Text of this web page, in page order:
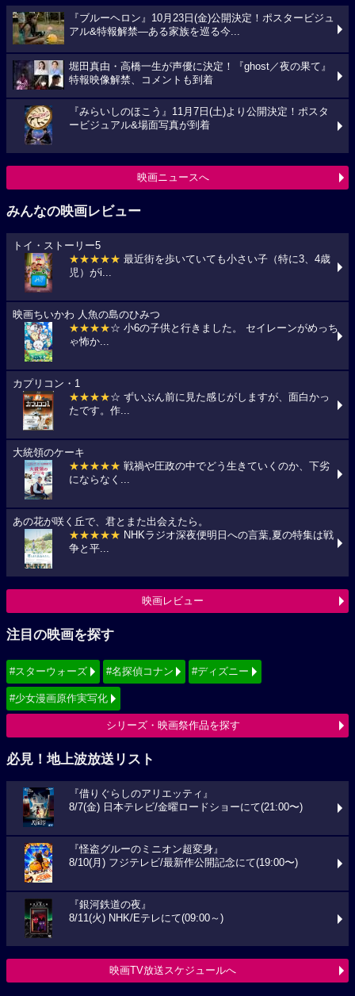
『ブルーヘロン』10月23日(金)公開決定！ポスタービジュ
アル&特報解禁―ある家族を巡る今...
堀田真由・高橋一生が声優に決定！『ghost／夜の果て』
特報映像解禁、コメントも到着
『みらいしのほこう』11月7日(土)より公開決定！ポスタ
ービジュアル&場面写真が到着
映画ニュースへ
みんなの映画レビュー
トイ・ストーリー5
★★★★★ 最近街を歩いていても小さい子（特に3、4歳
児）がi...
映画ちいかわ 人魚の島のひみつ
★★★★☆ 小6の子供と行きました。 セイレーンがめっち
ゃ怖か...
カプリコン・1
★★★★☆ ずいぶん前に見た感じがしますが、面白かっ
たです。作...
大統領のケーキ
★★★★★ 戦禍や圧政の中でどう生きていくのか、下劣
にならなく...
あの花が咲く丘で、君とまた出会えたら。
★★★★★ NHKラジオ深夜便明日への言葉,夏の特集は戦
争と平...
映画レビュー
注目の映画を探す
#スターウォーズ #名探偵コナン #ディズニー
#少女漫画原作実写化
シリーズ・映画祭作品を探す
必見！地上波放送リスト
『借りぐらしのアリエッティ』
8/7(金) 日本テレビ/金曜ロードショーにて(21:00〜)
『怪盗グルーのミニオン超変身』
8/10(月) フジテレビ/最新作公開記念にて(19:00〜)
『銀河鉄道の夜』
8/11(火) NHK/Eテレにて(09:00～)
映画TV放送スケジュールへ